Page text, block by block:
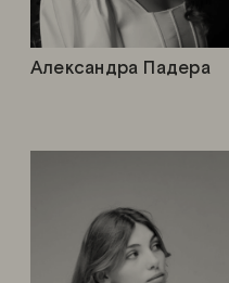
Александра Падера